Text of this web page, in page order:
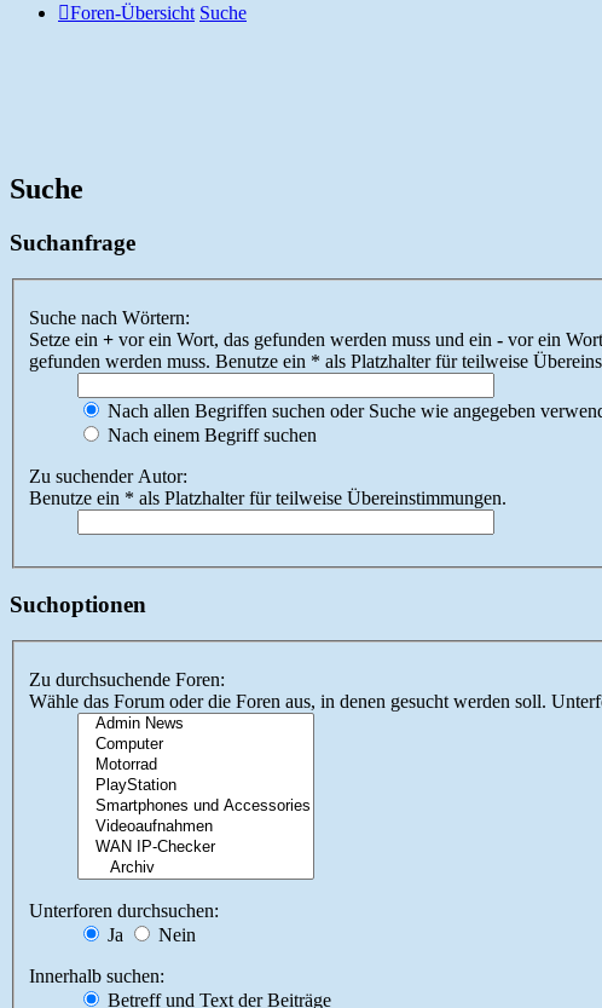
Foren-Übersicht Suche
Suche
Suchanfrage
Suche nach Wörtern:
Setze ein + vor ein Wort, das gefunden werden muss und ein - vor ein
gefunden werden muss. Benutze ein * als Platzhalter für teilweise
Nach allen Begriffen suchen oder Suche wie angegeben
Nach einem Begriff suchen
Zu suchender Autor:
Benutze ein * als Platzhalter für teilweise Übereinstimmungen.
Suchoptionen
Zu durchsuchende Foren:
Wähle das Forum oder die Foren aus, in denen gesucht werden soll.
Unterforen durchsuchen:
Ja
Nein
Innerhalb suchen:
Betreff und Text der Beiträge